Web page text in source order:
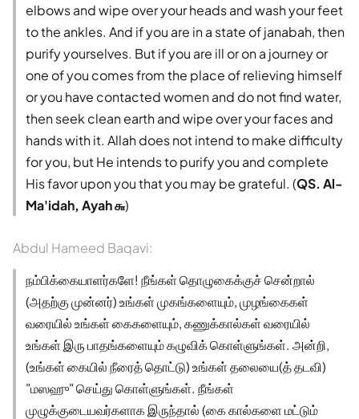
elbows and wipe over your heads and wash your feet
to the ankles. And if you are in a state of janabah, then
purify yourselves. But if you are ill or on a journey or
one of you comes from the place of relieving himself
or you have contacted women and do not find water,
then seek clean earth and wipe over your faces and
hands with it. Allah does not intend to make difficulty
for you, but He intends to purify you and complete
His favor upon you that you may be grateful. (QS. Al-
Ma'idah, Ayah ௬)
Abdul Hameed Baqavi:
நம்பிக்கையாளர்களே! நீங்கள் தொழுகைக்குச் சென்றால்
(அதற்கு முன்னர்) உங்கள் முகங்களையும், முழங்கைகள்
வரையில் உங்கள் கைகளையும், கணுக்கால்கள் வரையில்
உங்கள் இரு பாதங்களையும் கழுவிக் கொள்ளுங்கள். அன்றி,
(உங்கள் கையில் நீரைத் தொட்டு) உங்கள் தலையை(த் தடவி)
"மஸஹு" செய்து கொள்ளுங்கள். நீங்கள்
முழுக்குடையவர்களாக இருந்தால் (கை கால்களை மட்டும்